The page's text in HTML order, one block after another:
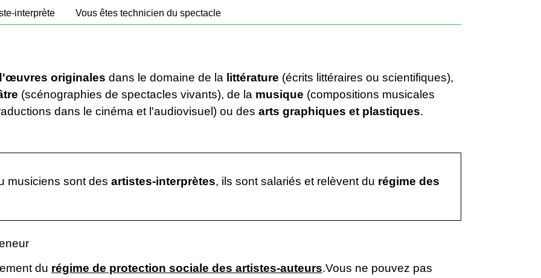
interprète Vous êtes technicien du spectacle
originales dans le domaine de la littérature (écrits littéraires ou scientifiques),
(scénographies de spectacles vivants), de la musique (compositions musicales
dans le cinéma et l'audiovisuel) ou des arts graphiques et plastiques.
musiciens sont des artistes-interprètes, ils sont salariés et relèvent du régime des
du régime de protection sociale des artistes-auteurs.Vous ne pouvez pas